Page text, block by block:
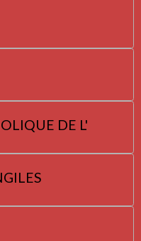
DE L'